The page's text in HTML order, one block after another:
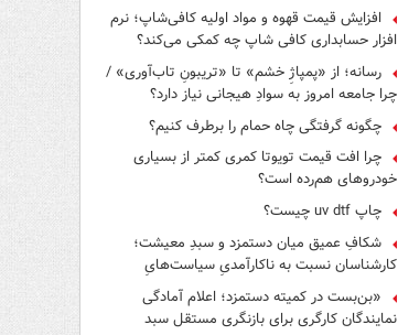
افزایش قیمت قهوه و مواد اولیه کافی‌شاپ؛ نرم
افزار حسابداری کافی شاپ چه کمکی می‌کند؟
رسانه؛ از «پمپاژِ خشم» تا «تریبونِ تاب‌آوری» /
چرا جامعه امروز به سوادِ هیجانی نیاز دارد؟
چگونه گرفتگی چاه حمام را برطرف کنیم؟
چرا افت قیمت تویوتا کمری کمتر از بسیاری
خودروهای هم‌رده است؟
چاپ uv dtf چیست؟
شکافِ عمیق میان دستمزد و سبدِ معیشت؛
کارشناسان نسبت به ناکارآمدیِ سیاست‌هایِ
حمایتی هشدار دادند
«بن‌بست در کمیته دستمزد؛ اعلام آمادگی
نمایندگان کارگری برای بازنگری مستقل سبد